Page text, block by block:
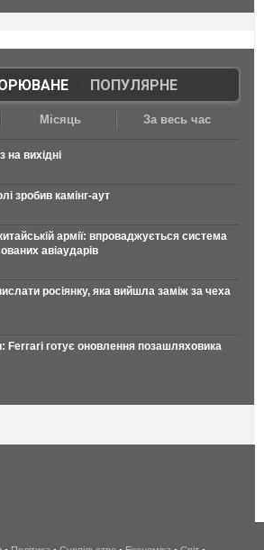
| ПОПУЛЯРНЕ
Місяць За весь час
на вихідні
зробив камінг-аут
армії: впроваджується система
авіаударів
росіянку, яка вийшла заміж за чеха
Ferrari готує оновлення позашляховика